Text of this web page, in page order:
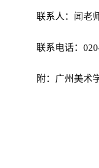
联系人：闻老
联系电话：
附：广州美术